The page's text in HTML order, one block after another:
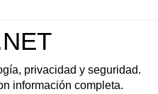
privacidad y seguridad.
información completa.